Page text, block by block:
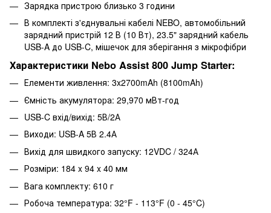
Зарядка пристрою близько 3 години
В комплекті з'єднувальні кабелі NEBO, автомобільний
зарядний пристрій 12 В (10 Вт), 23.5" зарядний кабель
USB-A до USB-C, мішечок для зберігання з мікрофібри
Характеристики Nebo Assist 800 Jump Starter:
Елементи живлення: 3x2700mAh (8100mAh)
Ємність акумулятора: 29,970 мВт-год
USB-C вхід/вихід: 5В/2А
Виходи: USB-A 5В 2.4А
Вихід для швидкого запуску: 12VDC / 324А
Розміри: 184 x 94 x 40 мм
Вага комплекту: 610 г
Робоча температура: 32°F - 113°F (0 - 45°C)